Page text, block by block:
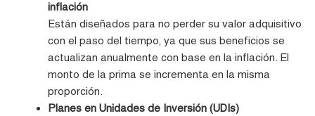
inflación
Están diseñados para no perder su valor adquisitivo
con el paso del tiempo, ya que sus beneficios se
actualizan anualmente con base en la inflación. El
monto de la prima se incrementa en la misma
proporción.
Planes en Unidades de Inversión (UDIs)